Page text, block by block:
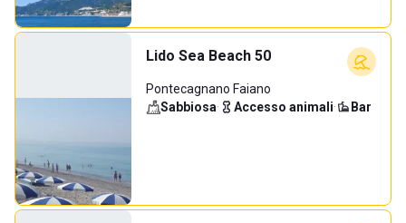
Lido Sea Beach 50
Pontecagnano Faiano
Sabbiosa· Accesso animali· Bar